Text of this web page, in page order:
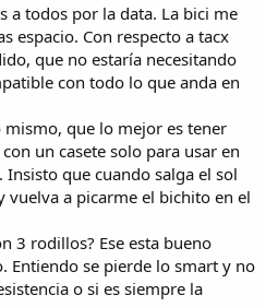
a todos por la data. La bici me
espacio. Con respecto a tacx
que no estaría necesitando
con todo lo que anda en
que lo mejor es tener
un casete solo para usar en
que cuando salga el sol
vuelva a picarme el bichito en el
3 rodillos? Ese esta bueno
Entiendo se pierde lo smart y no
o si es siempre la